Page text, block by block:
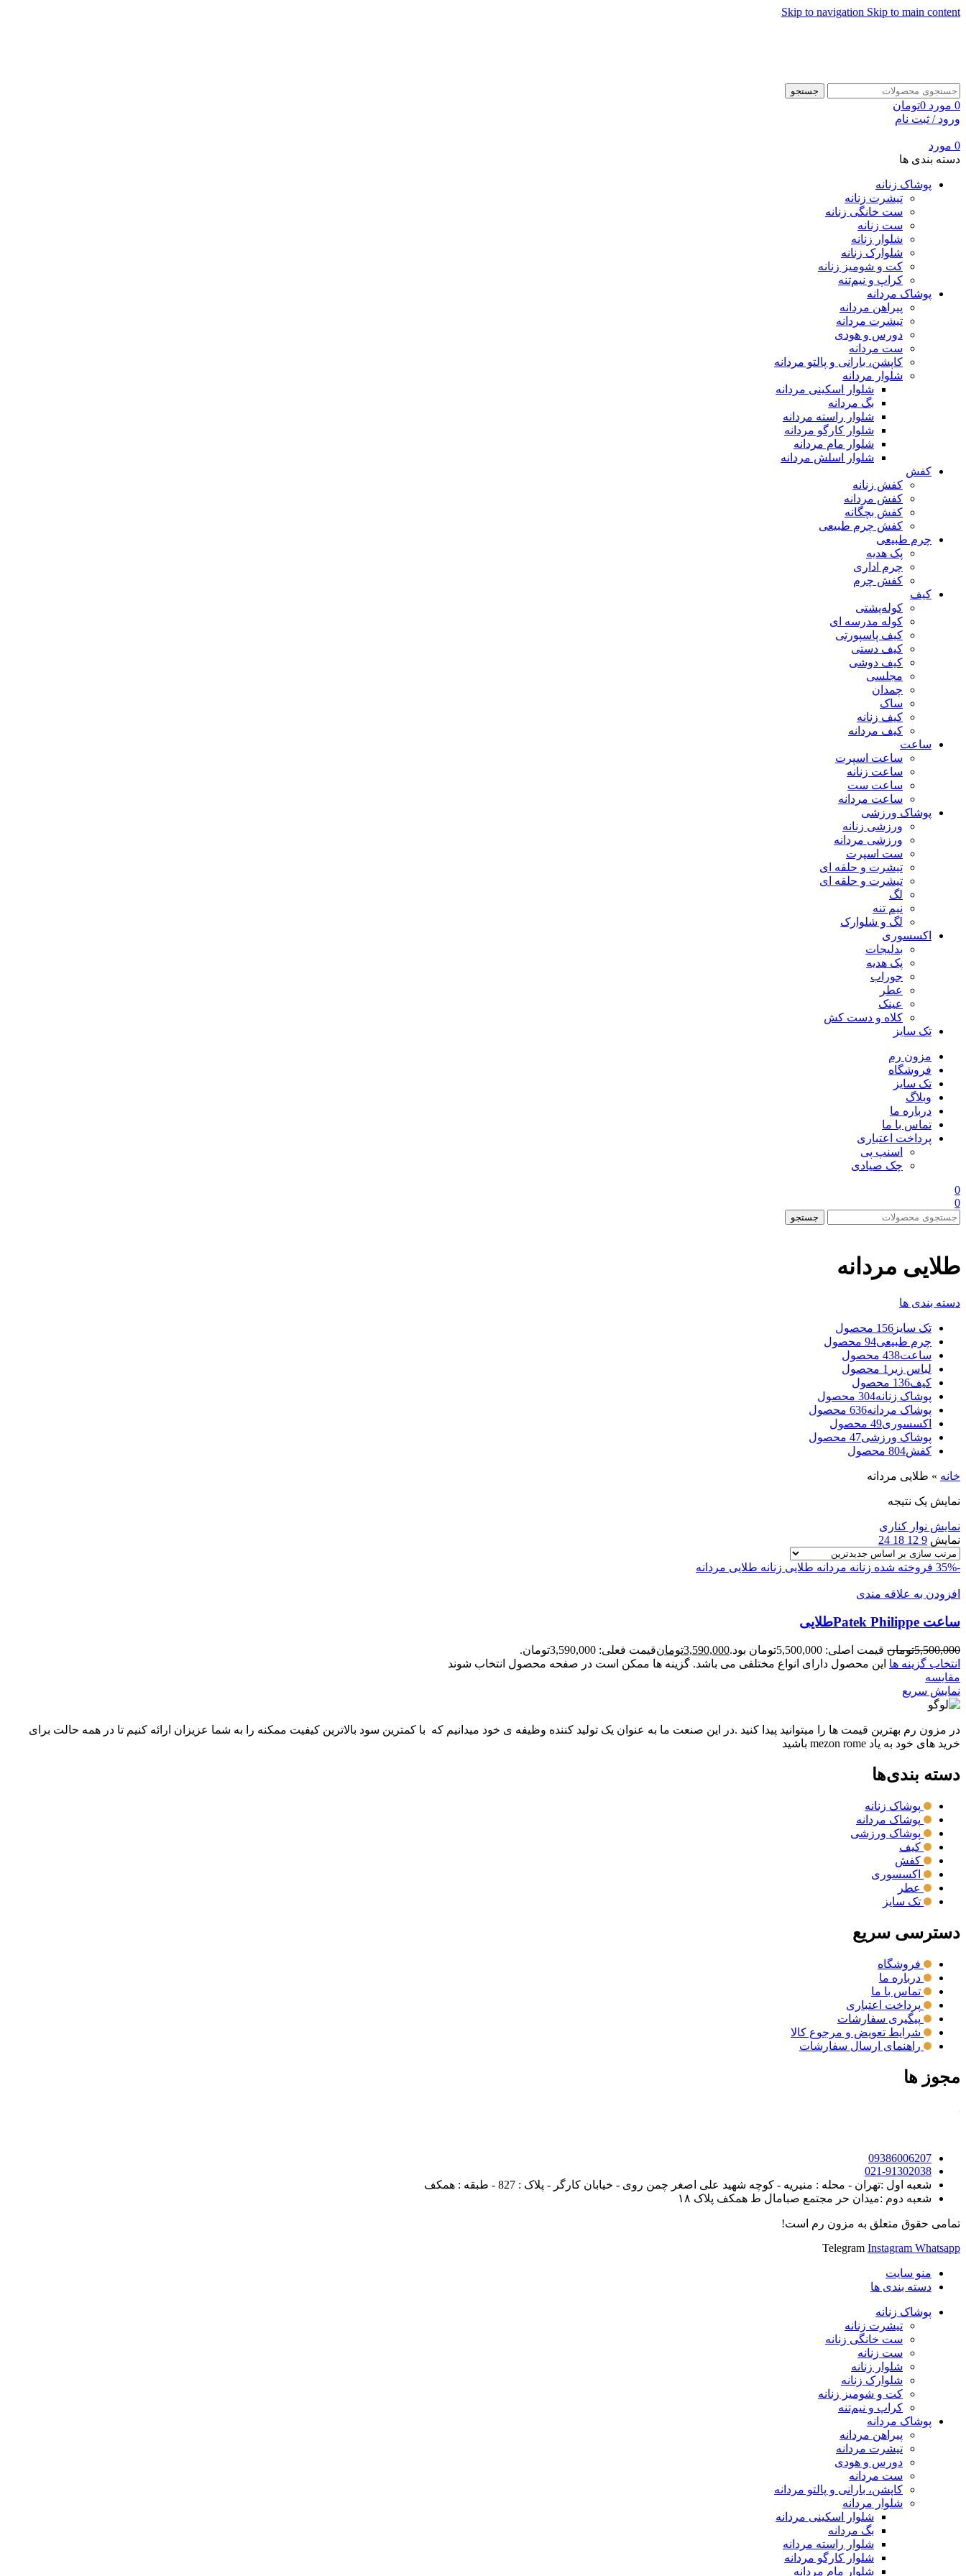
Skip to navigation Skip to main content
جستجو
0 مورد 0تومان
ورود / ثبت نام
0 مورد
دسته بندی ها
پوشاک زنانه
تیشرت زنانه
ست خانگی زنانه
ست زنانه
شلوار زنانه
شلوارک زنانه
کت و شومیز زنانه
کراپ و نیم‌تنه
پوشاک مردانه
پیراهن مردانه
تیشرت مردانه
دورس و هودی
ست مردانه
کاپشن، بارانی و پالتو مردانه
شلوار مردانه
شلوار اسکینی مردانه
بگ مردانه
شلوار راسته مردانه
شلوار کارگو مردانه
شلوار مام مردانه
شلوار اسلش مردانه
کفش
کفش زنانه
کفش مردانه
کفش بچگانه
کفش چرم طبیعی
چرم طبیعی
پک هدیه
چرم اداری
کفش چرم
کیف
کوله‌پشتی
کوله مدرسه ای
کیف پاسپورتی
کیف دستی
کیف دوشی
مجلسی
چمدان
ساک
کیف زنانه
کیف مردانه
ساعت
ساعت اسپرت
ساعت زنانه
ساعت ست
ساعت مردانه
پوشاک ورزشی
ورزشی زنانه
ورزشی مردانه
ست اسپرت
تیشرت و حلقه ای
تیشرت و حلقه ای
لگ
نیم تنه
لگ و شلوارک
اکسسوری
بدلیجات
پک هدیه
جوراب
عطر
عینک
کلاه و دست کش
تک سایز
مزون رم
فروشگاه
تک سایز
وبلاگ
درباره ما
تماس با ما
پرداخت اعتباری
اسنپ پی
چک صیادی
0
0
جستجو
طلایی مردانه
دسته بندی ها
تک سایز 156 محصول
چرم طبیعی94 محصول
ساعت438 محصول
لباس زیر 1 محصول
کیف136 محصول
پوشاک زنانه304 محصول
پوشاک مردانه636 محصول
اکسسوری49 محصول
پوشاک ورزشی47 محصول
کفش804 محصول
خانه » طلایی مردانه
نمایش یک نتیجه
نمایش نوار کناری
نمایش 9
12
18
24
-35% فروخته شده زنانه مردانه طلایی زنانه طلایی مردانه
افزودن به علاقه مندی
ساعت Patek Philippeطلایی
5,500,000تومان قیمت اصلی: 5,500,000تومان بود. 3,590,000تومانقیمت فعلی: 3,590,000تومان.
انتخاب گزینه ها این محصول دارای انواع مختلفی می باشد. گزینه ها ممکن است در صفحه محصول انتخاب شوند
مقايسه
نمایش سریع
در مزون رم بهترین قیمت ها را میتوانید پیدا کنید .در این صنعت ما به عنوان یک تولید کننده وظیفه ی خود میدانیم که با کمترین سود بالاترین کیفیت ممکنه را به شما عزیزان ارائه کنیم تا در همه حالت برای
خرید های خود به یاد mezon rome باشید
دسته بندی‌ها
پوشاک زنانه
پوشاک مردانه
پوشاک ورزشی
کیف
کفش
اکسسوری
عطر
تک سایز
دسترسی سریع
فروشگاه
درباره ما
تماس با ما
پرداخت اعتباری
پیگیری سفارشات
شرایط تعویض و مرجوع کالا
راهنمای ارسال سفارشات
مجوز ها
09386006207
021-91302038
شعبه اول :تهران - محله : منیریه - کوچه شهید علی اصغر چمن روی - خیابان کارگر - پلاک : 827 - طبقه : همکف
شعبه دوم :میدان حر مجتمع صبامال ط همکف پلاک ۱۸
تمامی حقوق متعلق به مزون رم است!
Telegram Instagram Whatsapp
منو سایت
دسته بندی ها
پوشاک زنانه
تیشرت زنانه
ست خانگی زنانه
ست زنانه
شلوار زنانه
شلوارک زنانه
کت و شومیز زنانه
کراپ و نیم‌تنه
پوشاک مردانه
پیراهن مردانه
تیشرت مردانه
دورس و هودی
ست مردانه
کاپشن، بارانی و پالتو مردانه
شلوار مردانه
شلوار اسکینی مردانه
بگ مردانه
شلوار راسته مردانه
شلوار کارگو مردانه
شلوار مام مردانه